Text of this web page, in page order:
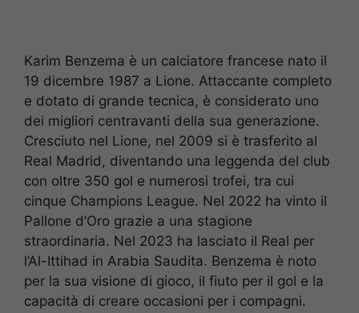
Karim Benzema è un calciatore francese nato il
19 dicembre 1987 a Lione. Attaccante completo
e dotato di grande tecnica, è considerato uno
dei migliori centravanti della sua generazione.
Cresciuto nel Lione, nel 2009 si è trasferito al
Real Madrid, diventando una leggenda del club
con oltre 350 gol e numerosi trofei, tra cui
cinque Champions League. Nel 2022 ha vinto il
Pallone d’Oro grazie a una stagione
straordinaria. Nel 2023 ha lasciato il Real per
l’Al-Ittihad in Arabia Saudita. Benzema è noto
per la sua visione di gioco, il fiuto per il gol e la
capacità di creare occasioni per i compagni.